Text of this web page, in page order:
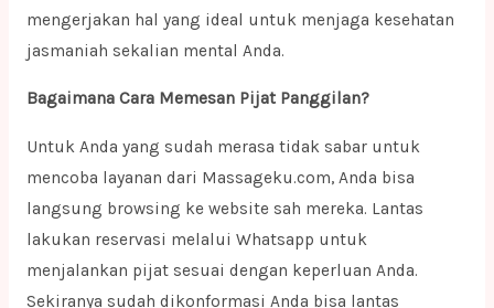
mengerjakan hal yang ideal untuk menjaga kesehatan
jasmaniah sekalian mental Anda.
Bagaimana Cara Memesan Pijat Panggilan?
Untuk Anda yang sudah merasa tidak sabar untuk
mencoba layanan dari Massageku.com, Anda bisa
langsung browsing ke website sah mereka. Lantas
lakukan reservasi melalui Whatsapp untuk
menjalankan pijat sesuai dengan keperluan Anda.
Sekiranya sudah dikonformasi Anda bisa lantas